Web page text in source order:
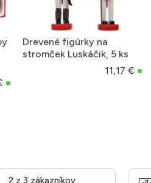
Drevené figúrky na
stromček Luskáčik, 5 ks
11,17 €
2 z 3 zákazníkov